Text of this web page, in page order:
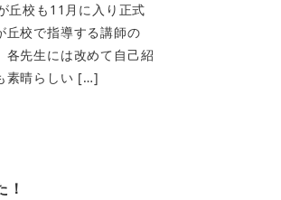
丘校も11月に入り正式
丘校で指導する講師の
先生には改めて自己紹
素晴らしい […]